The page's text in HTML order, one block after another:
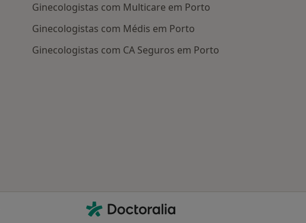
Ginecologistas com Multicare em Porto
Ginecologistas com Médis em Porto
Ginecologistas com CA Seguros em Porto
Contacto
Doctoralia - Homepage